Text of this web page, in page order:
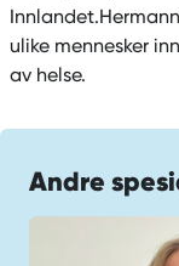
ulike mennesker
av helse.
Andre